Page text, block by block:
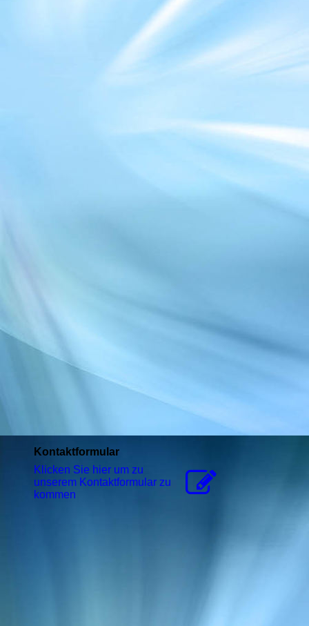
Kontaktformular
Klicken Sie hier um zu
unserem Kon­takt­for­mu­lar zu
kommen